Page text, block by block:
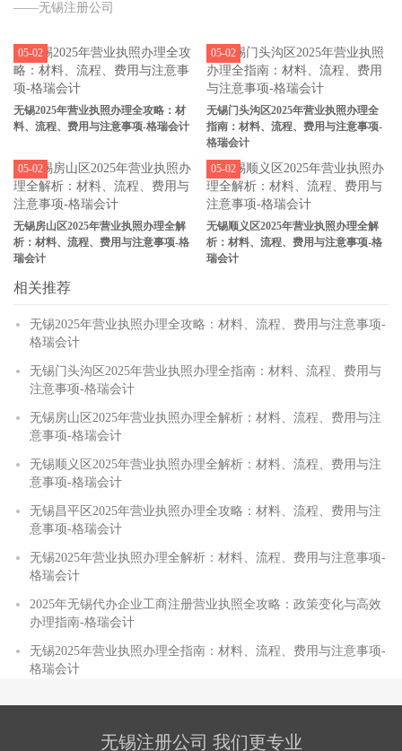
——无锡注册公司
无锡2025年营业执照办理全攻略：材
料、流程、费用与注意事项-格瑞会计
05-02
无锡门头沟区2025年营业执照办理全
指南：材料、流程、费用与注意事项-
格瑞会计
05-02
无锡房山区2025年营业执照办理全解
析：材料、流程、费用与注意事项-格
瑞会计
05-02
无锡顺义区2025年营业执照办理全解
析：材料、流程、费用与注意事项-格
瑞会计
05-02
相关推荐
无锡2025年营业执照办理全攻略：材料、流程、费用与注意事项-
格瑞会计
无锡门头沟区2025年营业执照办理全指南：材料、流程、费用与
注意事项-格瑞会计
无锡房山区2025年营业执照办理全解析：材料、流程、费用与注
意事项-格瑞会计
无锡顺义区2025年营业执照办理全解析：材料、流程、费用与注
意事项-格瑞会计
无锡昌平区2025年营业执照办理全攻略：材料、流程、费用与注
意事项-格瑞会计
无锡2025年营业执照办理全解析：材料、流程、费用与注意事项-
格瑞会计
2025年无锡代办企业工商注册营业执照全攻略：政策变化与高效
办理指南-格瑞会计
无锡2025年营业执照办理全指南：材料、流程、费用与注意事项-
格瑞会计
无锡注册公司 我们更专业